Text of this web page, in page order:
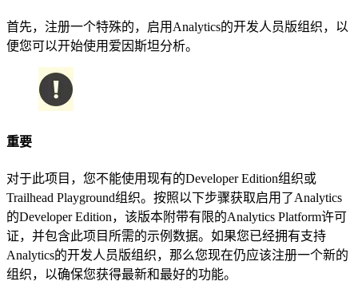
首先，注册一个特殊的，启用Analytics的开发人员版组织，以
便您可以开始使用爱因斯坦分析。
重要
对于此项目，您不能使用现有的Developer Edition组织或
Trailhead Playground组织。按照以下步骤获取启用了Analytics
的Developer Edition，该版本附带有限的Analytics Platform许可
证，并包含此项目所需的示例数据。如果您已经拥有支持
Analytics的开发人员版组织，那么您现在仍应该注册一个新的
组织，以确保您获得最新和最好的功能。